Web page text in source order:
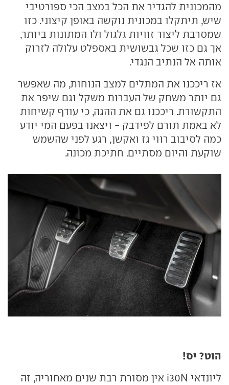
מהמכונית להגדיר את הכל במצב הכי ספורטיבי
שיש, תיתקלו במכונית נוקשה באופן קיצוני. כזו
שמסרבת ליצור זוויות גלגול ולו המתונות ביותר,
אך גם כזו שכל גבשושית באספלט עלולה לזרוק
אותה אל הנתיב הנגדי.
אז ריככנו את המתלים למצב הנוחות, מה שאפשר
גם יותר משחק של העברות משקל וגם שיפר את
התקשורת. ריככנו גם את ההגה, כי עודף קשיחות
לא באמת תורם לפידבק - ויצאנו בפעם המי יודע
כמה לסיבוב רווי גז ואקשן, רגע לפני שהשמש
שוקעת והיום מסתיים. חתיכת מכונה.
הוט? יס!
ליונדאי i30N אין מסורת רבת שנים מאחוריה, זה